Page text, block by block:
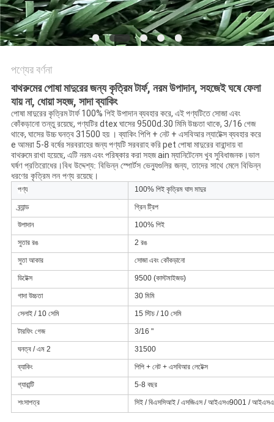
POLICY
পণ্যের বর্ণনা
বাথরুমের পোষা মাদুরের জন্য কৃত্রিম টার্ফ, নরম উপাদান, সহজেই ঘষে ফেলা
যায় না, ধোয়া সহজ, সাদা ব্যাকিং
পোষা মাদুরের কৃত্রিম টার্ফ 100% পিই উপাদান ব্যবহার করে, এই পণ্যটিতে সোজা এবং
কোঁকড়ানো তন্তু রয়েছে, পণ্যটির dtex ঘাসের 9500d.30 মিমি উচ্চতা থাকে, 3/16 গেজ
থাকে, ঘাসের উচ্চ ঘনত্ব 31500 হয় । ব্যাকিং পিপি + নেট + এসবিআর ল্যাটেক্স ব্যবহার করে
e আমরা 5-8 বর্ষের সরবরাহের জন্য পণ্যটি সরবরাহ করি pet পোষা মাদুরের বারান্দায় বা
বাথরুমে রাখা হয়েছে, এটি নরম এবং পরিষ্কার করা সহজ ain ম্যানিটেনেস খুব সুবিধাজনক।ভাল
ঘর্ষণ প্রতিরোধের।বিধ উদ্দেশ্য: বিভিন্ন স্পোর্টস ভেন্যুগুলির জন্য, তাদের সাথে মেলে বিভিন্ন
ধরণের কৃত্রিম লন পণ্য রয়েছে।
পণ্য 100% পিই কৃত্রিম ঘাস মাদুর
ব্র্যান্ড গ্রিন ট্রিপ
উপাদান 100% পিই
সুতার রঙ 2 রঙ
সুতা আকার সোজা এবং কোঁকড়ানো
ডিটেক্স 9500 (কাস্টমাইজড)
গাদা উচ্চতা 30 মিমি
সেলাই / 10 সেমি 15 স্টিচ / 10 সেমি
টারফিং গেজ 3/16 "
ঘনত্ব / এম 2 31500
ব্যাকিং পিপি + নেট + এসবিআর লেটেক্স
গ্যারান্টি 5-8 বছর
শংসাপত্র সিই / বিএসসিআই / এসজিএস / আইএসও9001 /